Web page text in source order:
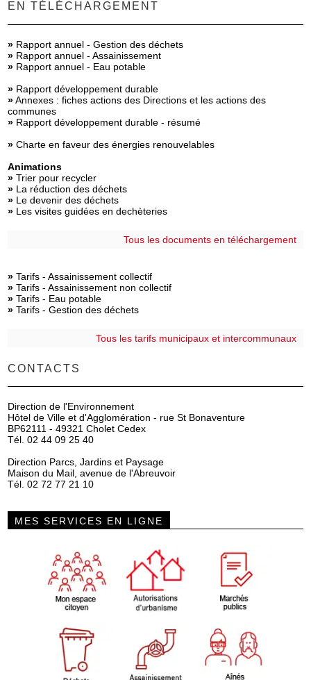
EN TÉLÉCHARGEMENT
» Rapport annuel - Gestion des déchets
» Rapport annuel - Assainissement
» Rapport annuel - Eau potable
» Rapport développement durable
»Annexes : fichesactions des Directions et lesactions des
communes
» Rapport développement durable - résumé
» Charte en faveur des énergies renouvelables
Animations
» Trier pour recycler
» La réduction des déchets
» Le devenir des déchets
» Les visites guidées en dechèteries
Tous les documents en téléchargement
» Tarifs - Assainissement collectif
» Tarifs - Assainissement non collectif
» Tarifs - Eau potable
» Tarifs - Gestion des déchets
Tous les tarifs municipaux et intercommunaux
CONTACTS
Direction de l'Environnement
Hôtel de Ville et d'Agglomération - rue St Bonaventure
BP62111 - 49321 Cholet Cedex
Tél. 02 44 09 25 40
Direction Parcs, Jardins et Paysage
Maison du Mail, avenue de l'Abreuvoir
Tél. 02 72 77 21 10
MES SERVICES EN LIGNE